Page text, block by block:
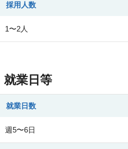
採用人数
1〜2人
就業日等
就業日数
週5〜6日